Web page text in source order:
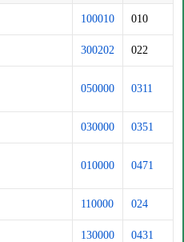
100010 010
300202 022
050000 0311
030000 0351
010000 0471
110000 024
130000 0431